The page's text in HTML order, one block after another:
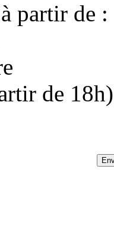
partir de :
de 18h)